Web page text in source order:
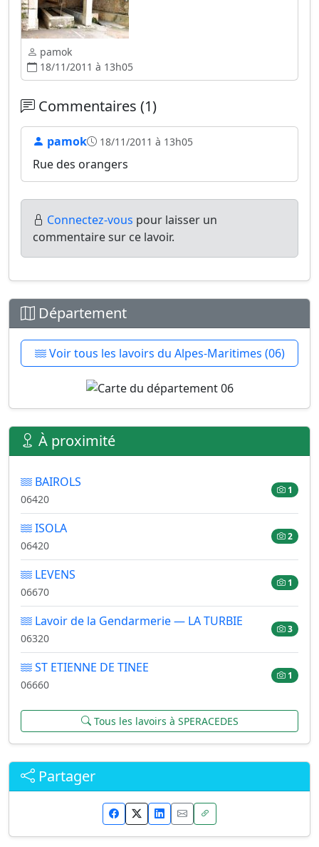
pamok
18/11/2011 à 13h05
Commentaires (1)
pamok 18/11/2011 à 13h05
Rue des orangers
Connectez-vous pour laisser un
commentaire sur ce lavoir.
Département
Voir tous les lavoirs du Alpes-Maritimes (06)
À proximité
BAIROLS
06420
1
ISOLA
06420
2
LEVENS
06670
1
Lavoir de la Gendarmerie — LA TURBIE
06320
3
ST ETIENNE DE TINEE
06660
1
Tous les lavoirs à SPERACEDES
Partager